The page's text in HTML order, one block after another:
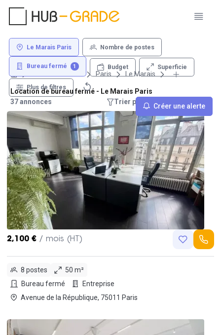
Le Marais Paris Nombre de postes
Bureau fermé 1 Budget Superficie
Plus de filtres
Créer une alerte
Paris Le Marais
Location de bureau fermé - Le Marais Paris
37 annonces
Trier par : Recommandations
2,100 € / mois (HT)
8 postes
50 m²
Bureau fermé
Entreprise
Avenue de la République, 75011 Paris